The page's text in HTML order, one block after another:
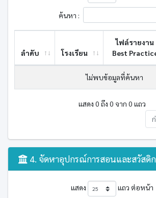
ค้นหา :
ลำดับ โรงเรียน
ไฟล์รายงาน
Best
ไม่พบข้อมูลที่ค้นหา
แสดง 0 ถึง 0 จาก 0 แถว
4. จัดหาอุปกรณ์การสอนและสวัสดิก
แสดง แถว ต่อหน้า